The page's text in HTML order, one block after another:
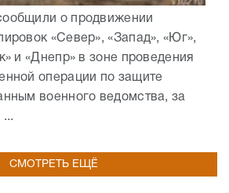
о продвижении
«Север», «Запад», «Юг»,
и «Днепр» в зоне проведения
операции по защите
военного ведомства, за
...
СМОТРЕТЬ ЕЩЁ